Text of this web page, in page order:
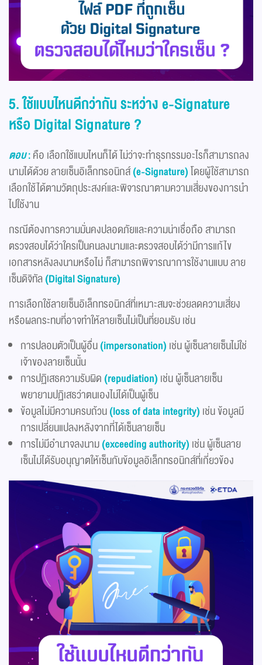
5. ใช้แบบไหนดีกว่ากัน ระหว่าง e-Signature
หรือ Digital Signature ?
ตอบ:คือ เลือกใช้แบบไหนก็ได้ ไม่ว่าจะทำธุรกรรมอะไรก็สามารถลง
นามได้ด้วย ลายเซ็นอิเล็กทรอนิกส์(e-Signature)โดยผู้ใช้สามารถ
เลือกใช้ได้ตามวัตถุประสงค์และพิจารณาตามความเสี่ยงของการนำ
ไปใช้งาน
กรณีต้องการความมั่นคงปลอดภัยและความน่าเชื่อถือ สามารถ
ตรวจสอบได้ว่าใครเป็นคนลงนามและตรวจสอบได้ว่ามีการแก้ไข
เอกสารหลังลงนามหรือไม่ ก็สามารถพิจารณาการใช้งานแบบ ลาย
เซ็นดิจิทัล (Digital Signature)
การเลือกใช้ลายเซ็นอิเล็กทรอนิกส์ที่เหมาะสมจะช่วยลดความเสี่ยง
หรือผลกระทบที่อาจทำให้ลายเซ็นไม่เป็นที่ยอมรับ เช่น
การปลอมตัวเป็นผู้อื่น(impersonation) เช่น ผู้เซ็นลายเซ็นไม่ใช่
เจ้าของลายเซ็นนั้น
การปฏิเสธความรับผิด (repudiation) เช่น ผู้เซ็นลายเซ็น
พยายามปฏิเสธว่าตนเองไม่ได้เป็นผู้เซ็น
ข้อมูลไม่มีความครบถ้วน(loss of data integrity) เช่น ข้อมูลมี
การเปลี่ยนแปลงหลังจากที่ได้เซ็นลายเซ็น
การไม่มีอำนาจลงนาม(exceeding authority) เช่น ผู้เซ็นลาย
เซ็นไม่ได้รับอนุญาตให้เซ็นกับข้อมูลอิเล็กทรอนิกส์ที่เกี่ยวข้อง